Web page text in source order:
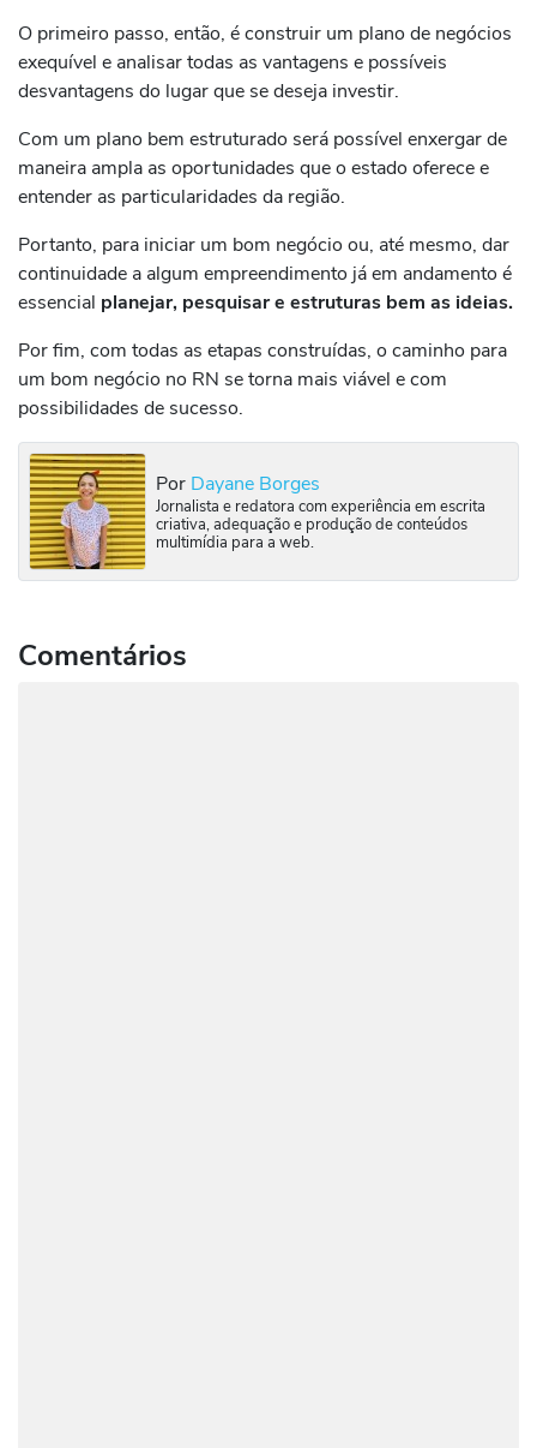
O primeiro passo, então, é construir um plano de negócios
exequível e analisar todas as vantagens e possíveis
desvantagens do lugar que se deseja investir.
Com um plano bem estruturado será possível enxergar de
maneira ampla as oportunidades que o estado oferece e
entender as particularidades da região.
Portanto, para iniciar um bom negócio ou, até mesmo, dar
continuidade a algum empreendimento já em andamento é
essencial planejar, pesquisar e estruturas bem as ideias.
Por fim, com todas as etapas construídas, o caminho para
um bom negócio no RN se torna mais viável e com
possibilidades de sucesso.
Por Dayane Borges
Jornalista e redatora com experiência em escrita
criativa, adequação e produção de conteúdos
multimídia para a web.
Comentários